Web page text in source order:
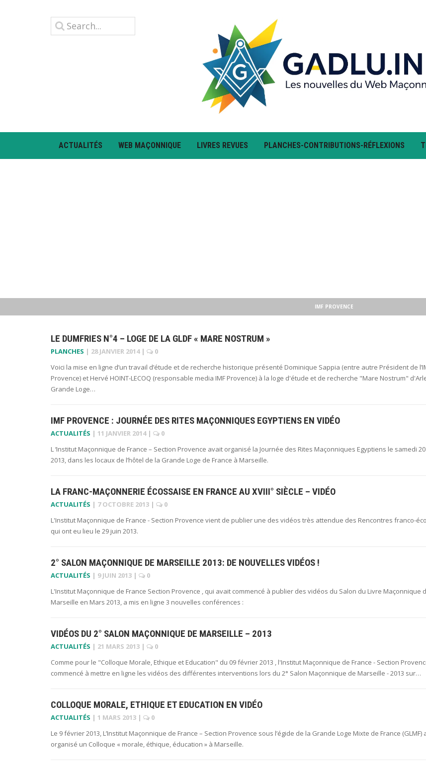
ACTUALITÉS WEB MAÇONNIQUE LIVRES REVUES PLANCHES-CONTRIBUTIONS-RÉFLEXIONS
IMF PROVENCE
LE DUMFRIES N°4 – LOGE DE LA GLDF « MARE NOSTRUM »
PLANCHES | 28 JANVIER 2014 |
0
Voici la mise en ligne d’un travail d’étude et de recherche historique présenté Dominique Sappia (entre autre Président de
Provence) et Hervé HOINT-LECOQ (responsable media IMF Provence) à la loge d'étude et de recherche "Mare Nostrum"
Grande Loge…
IMF PROVENCE : JOURNÉE DES RITES MAÇONNIQUES EGYPTIENS EN VIDÉO
ACTUALITÉS | 11 JANVIER 2014 |
0
L ‘Institut Maçonnique de France – Section Provence avait organisé la Journée des Rites Maçonniques Egyptiens le samedi
2013, dans les locaux de l’hôtel de la Grande Loge de France à Marseille.
LA FRANC-MAÇONNERIE ÉCOSSAISE EN FRANCE AU XVIII° SIÈCLE – VIDÉO
ACTUALITÉS | 7 OCTOBRE 2013 |
0
L'Institut Maçonnique de France - Section Provence vient de publier une des vidéos très attendue des Rencontres franco-
qui ont eu lieu le 29 juin 2013.
2° SALON MAÇONNIQUE DE MARSEILLE 2013: DE NOUVELLES VIDÉOS !
ACTUALITÉS | 9 JUIN 2013 |
0
L'Institut Maçonnique de France Section Provence , qui avait commencé à publier des vidéos du Salon du Livre Maçonnique
Marseille en Mars 2013, a mis en ligne 3 nouvelles conférences :
VIDÉOS DU 2° SALON MAÇONNIQUE DE MARSEILLE – 2013
ACTUALITÉS | 21 MARS 2013 |
0
Comme pour le "Colloque Morale, Ethique et Education" du 09 février 2013 , l'Institut Maçonnique de France - Section
commencé à mettre en ligne les vidéos des différentes interventions lors du 2° Salon Maçonnique de Marseille - 2013 sur…
COLLOQUE MORALE, ETHIQUE ET EDUCATION EN VIDÉO
ACTUALITÉS | 1 MARS 2013 |
0
Le 9 février 2013, L’Institut Maçonnique de France – Section Provence sous l’égide de la Grande Loge Mixte de France (GLMF)
organisé un Colloque « morale, éthique, éducation » à Marseille.